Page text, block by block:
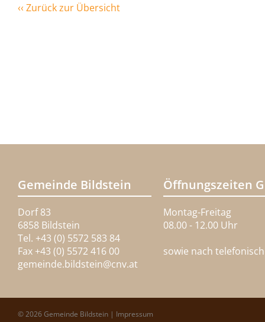
‹‹ Zurück zur Übersicht
Gemeinde Bildstein
Dorf 83
6858 Bildstein
Tel. +43 (0) 5572 583 84
Fax +43 (0) 5572 416 00
gemeinde.bildstein@cnv.at
Öffnungszeiten
Montag-Freitag
08.00 - 12.00 Uhr
sowie nach
© 2026 Gemeinde Bildstein | Impressum